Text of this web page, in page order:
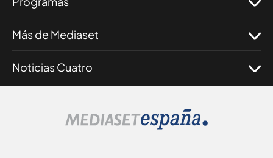
Más de Mediaset
Noticias Cuatro